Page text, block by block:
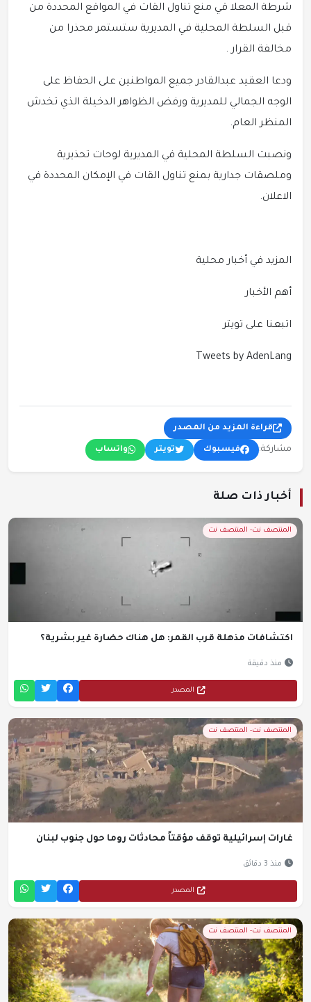
شرطة المعلا قي منع تناول القات في المواقع المحددة من
قبل السلطة المحلية في المديرية ستستمر محذرا من
مخالفة القرار .
ودعا العقيد عبدالقادر جميع المواطنين على الحفاظ على
الوجه الجمالي للمديرية ورفض الظواهر الدخيلة الذي تخدش
المنظر العام.
ونصبت السلطة المحلية في المديرية لوحات تحذيرية
وملصقات جدارية بمنع تناول القات في الإمكان المحددة في
الاعلان.
المزيد في أخبار محلية
أهم الأخبار
اتبعنا على تويتر
Tweets by AdenLang
قراءة المزيد من المصدر
مشاركة: فيسبوك تويتر واتساب
أخبار ذات صلة
المنتصف نت- المنتصف نت
اكتشافات مذهلة قرب القمر: هل هناك حضارة غير بشرية؟
منذ دقيقة
المصدر
المنتصف نت- المنتصف نت
غارات إسرائيلية توقف مؤقتاً محادثات روما حول جنوب لبنان
منذ 3 دقائق
المصدر
المنتصف نت- المنتصف نت